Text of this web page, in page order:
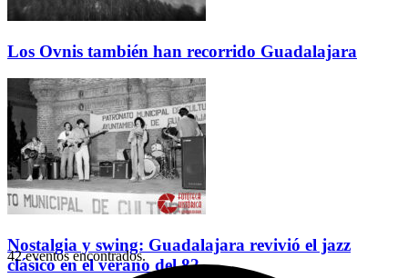
Los Ovnis también han recorrido Guadalajara
Nostalgia y swing: Guadalajara revivió el jazz
clásico en el verano del 82
42 eventos encontrados.